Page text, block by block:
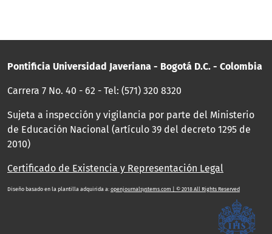
Pontificia Universidad Javeriana - Bogotá D.C. - Colombia
Carrera 7 No. 40 - 62 - Tel: (571) 320 8320
Sujeta a inspección y vigilancia por parte del Ministerio
de Educación Nacional (artículo 39 del decreto 1295 de
2010)
Certificado de Existencia y Representación Legal
Diseño basado en la plantilla adquirida a: openjournalsystems.com | © 2018 All Rights Reserved